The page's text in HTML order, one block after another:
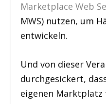
Marketplace Web
MWS) nutzen, um
entwickeln.
Und von dieser
durchgesickert,
eigenen